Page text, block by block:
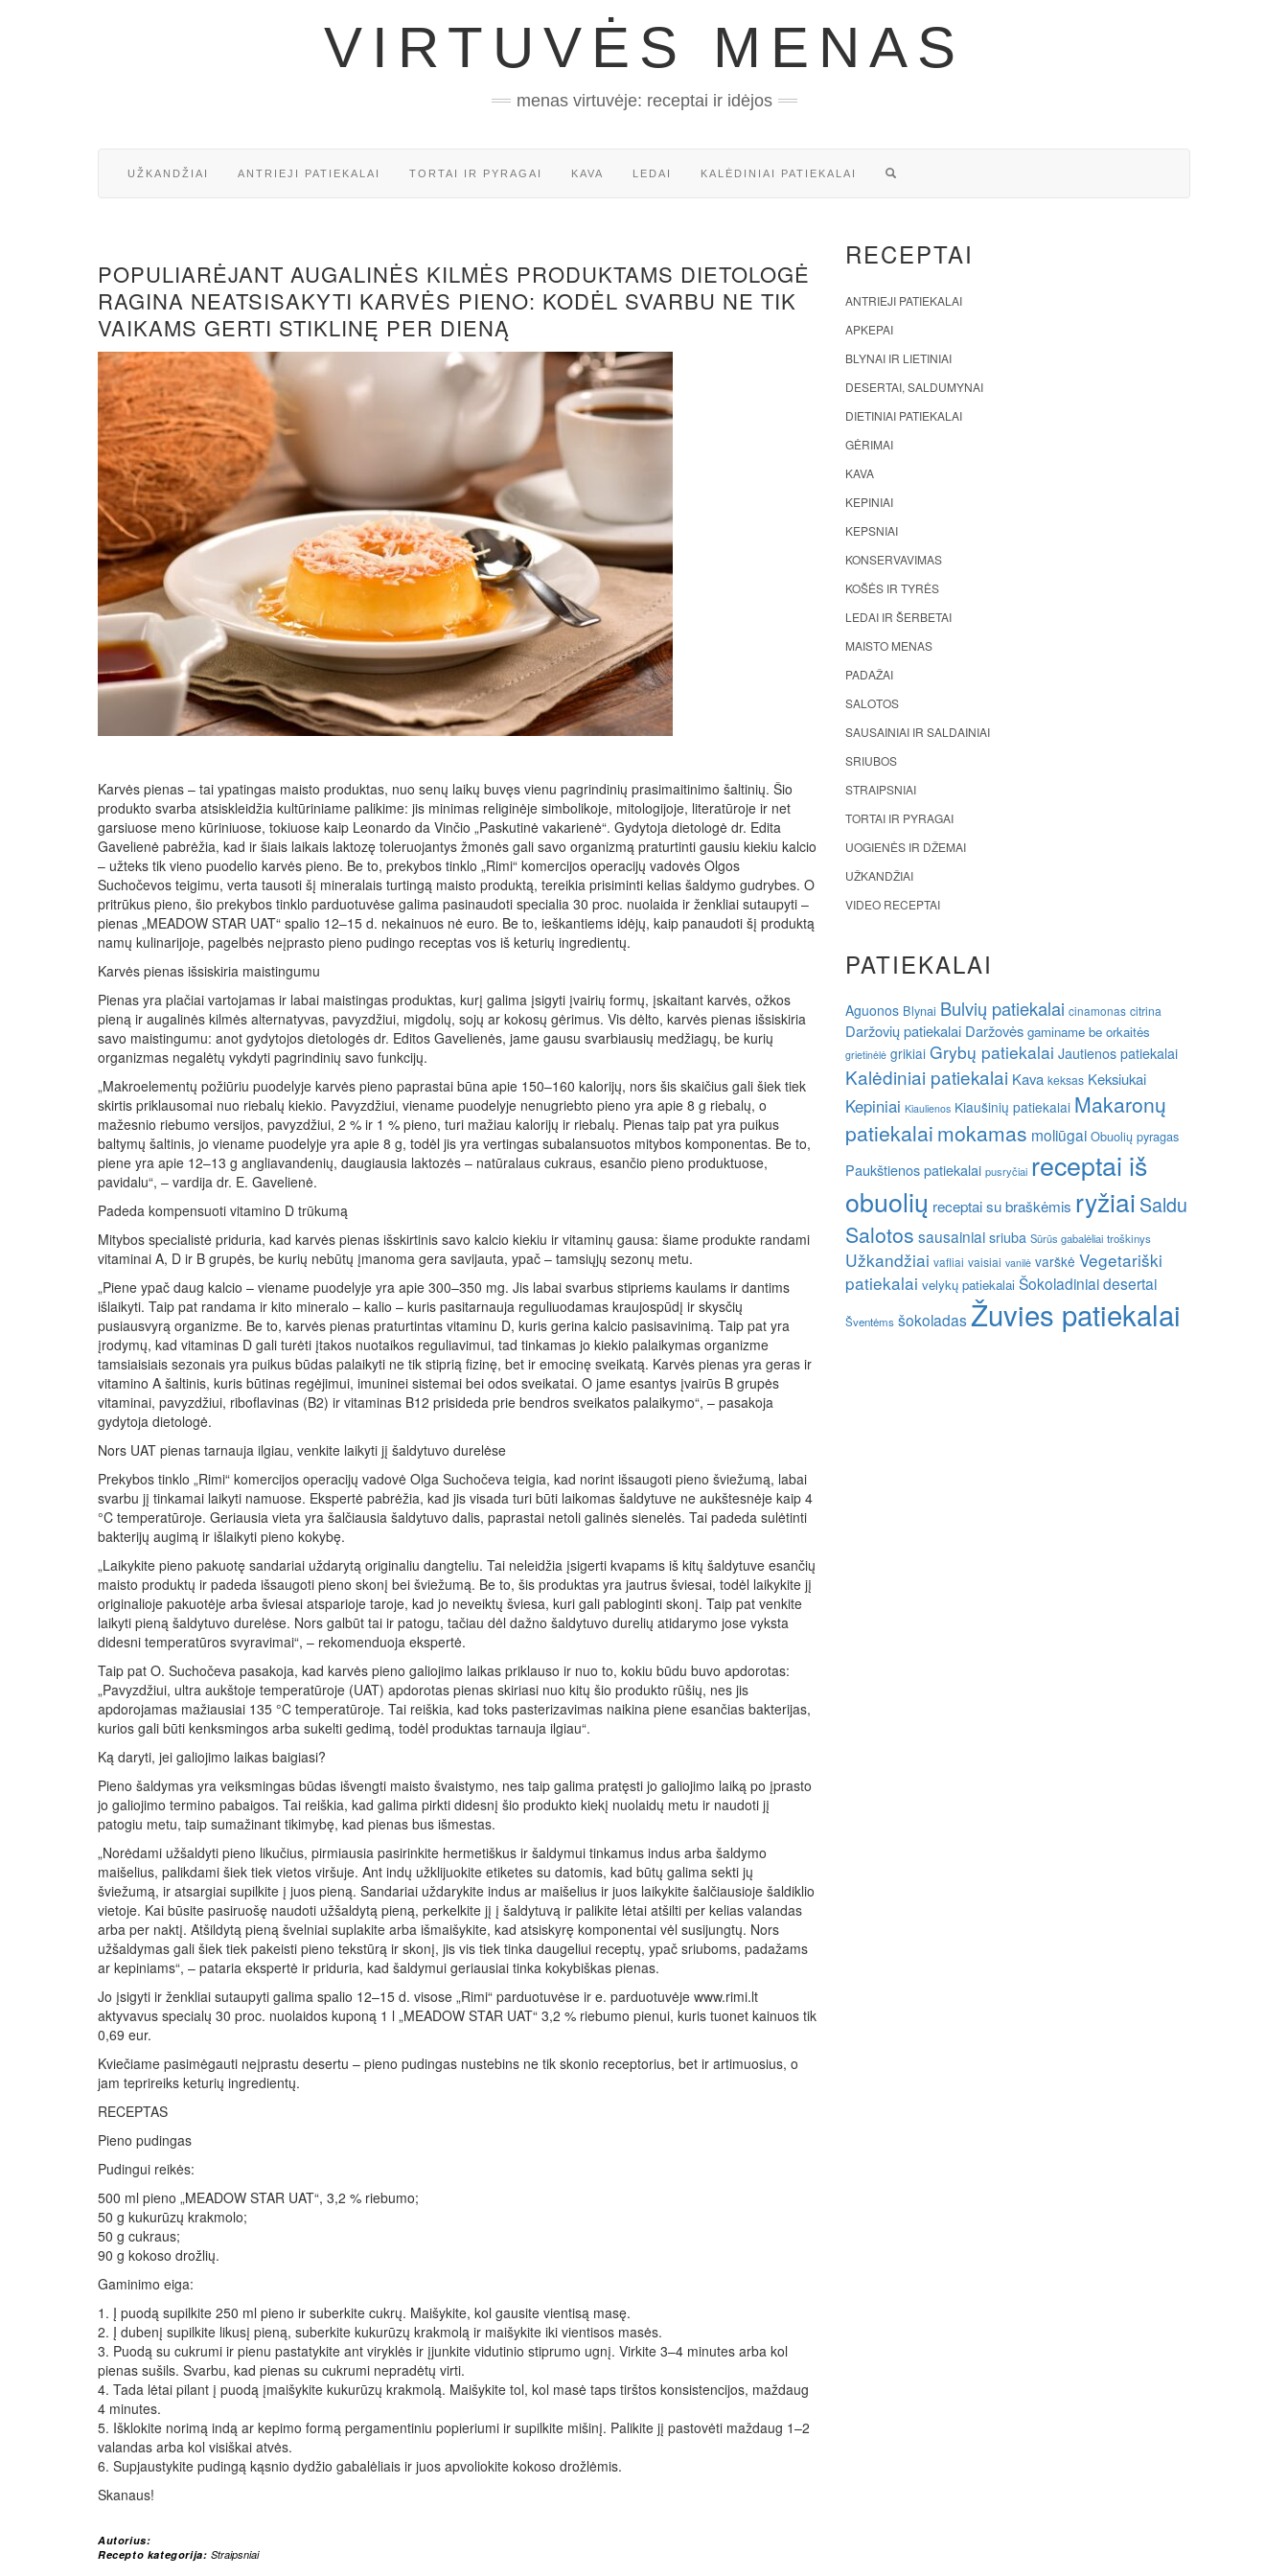
VIRTUVĖS MENAS
menas virtuvėje: receptai ir idėjos
UŽKANDŽIAI ANTRIEJI PATIEKALAI TORTAI IR PYRAGAI KAVA LEDAI KALĖDINIAI PATIEKALAI
POPULIARĖJANT AUGALINĖS KILMĖS PRODUKTAMS DIETOLOGĖ
RAGINA NEATSISAKYTI KARVĖS PIENO: KODĖL SVARBU NE TIK
VAIKAMS GERTI STIKLINĘ PER DIENĄ
Karvės pienas – tai ypatingas maisto produktas, nuo senų laikų buvęs vienu pagrindinių prasimaitinimo šaltinių. Šio
produkto svarba atsiskleidžia kultūriniame palikime: jis minimas religinėje simbolikoje, mitologijoje, literatūroje ir net
garsiuose meno kūriniuose, tokiuose kaip Leonardo da Vinčio „Paskutinė vakarienė“. Gydytoja dietologė dr. Edita
Gavelienė pabrėžia, kad ir šiais laikais laktozę toleruojantys žmonės gali savo organizmą praturtinti gausiu kiekiu kalcio
– užteks tik vieno puodelio karvės pieno. Be to, prekybos tinklo „Rimi“ komercijos operacijų vadovės Olgos
Suchočevos teigimu, verta tausoti šį mineralais turtingą maisto produktą, tereikia prisiminti kelias šaldymo gudrybes. O
pritrūkus pieno, šio prekybos tinklo parduotuvėse galima pasinaudoti specialia 30 proc. nuolaida ir ženkliai sutaupyti –
pienas „MEADOW STAR UAT“ spalio 12–15 d. nekainuos nė euro. Be to, ieškantiems idėjų, kaip panaudoti šį produktą
namų kulinarijoje, pagelbės neįprasto pieno pudingo receptas vos iš keturių ingredientų.
Karvės pienas išsiskiria maistingumu
Pienas yra plačiai vartojamas ir labai maistingas produktas, kurį galima įsigyti įvairių formų, įskaitant karvės, ožkos
pieną ir augalinės kilmės alternatyvas, pavyzdžiui, migdolų, sojų ar kokosų gėrimus. Vis dėlto, karvės pienas išsiskiria
savo maistingumu: anot gydytojos dietologės dr. Editos Gavelienės, jame gausu svarbiausių medžiagų, be kurių
organizmas negalėtų vykdyti pagrindinių savo funkcijų.
„Makroelementų požiūriu puodelyje karvės pieno paprastai būna apie 150–160 kalorijų, nors šis skaičius gali šiek tiek
skirtis priklausomai nuo riebalų kiekio. Pavyzdžiui, viename puodelyje nenugriebto pieno yra apie 8 g riebalų, o
mažesnio riebumo versijos, pavyzdžiui, 2 % ir 1 % pieno, turi mažiau kalorijų ir riebalų. Pienas taip pat yra puikus
baltymų šaltinis, jo viename puodelyje yra apie 8 g, todėl jis yra vertingas subalansuotos mitybos komponentas. Be to,
piene yra apie 12–13 g angliavandenių, daugiausia laktozės – natūralaus cukraus, esančio pieno produktuose,
pavidalu“, – vardija dr. E. Gavelienė.
Padeda kompensuoti vitamino D trūkumą
Mitybos specialistė priduria, kad karvės pienas išskirtinis savo kalcio kiekiu ir vitaminų gausa: šiame produkte randami
vitaminai A, D ir B grupės, be kurių nebūtų įmanoma gera savijauta, ypač – tamsiųjų sezonų metu.
„Piene ypač daug kalcio – viename puodelyje yra apie 300–350 mg. Jis labai svarbus stipriems kaulams ir dantims
išlaikyti. Taip pat randama ir kito mineralo – kalio – kuris pasitarnauja reguliuodamas kraujospūdį ir skysčių
pusiausvyrą organizme. Be to, karvės pienas praturtintas vitaminu D, kuris gerina kalcio pasisavinimą. Taip pat yra
įrodymų, kad vitaminas D gali turėti įtakos nuotaikos reguliavimui, tad tinkamas jo kiekio palaikymas organizme
tamsiaisiais sezonais yra puikus būdas palaikyti ne tik stiprią fizinę, bet ir emocinę sveikatą. Karvės pienas yra geras ir
vitamino A šaltinis, kuris būtinas regėjimui, imuninei sistemai bei odos sveikatai. O jame esantys įvairūs B grupės
vitaminai, pavyzdžiui, riboflavinas (B2) ir vitaminas B12 prisideda prie bendros sveikatos palaikymo“, – pasakoja
gydytoja dietologė.
Nors UAT pienas tarnauja ilgiau, venkite laikyti jį šaldytuvo durelėse
Prekybos tinklo „Rimi“ komercijos operacijų vadovė Olga Suchočeva teigia, kad norint išsaugoti pieno šviežumą, labai
svarbu jį tinkamai laikyti namuose. Ekspertė pabrėžia, kad jis visada turi būti laikomas šaldytuve ne aukštesnėje kaip 4
°C temperatūroje. Geriausia vieta yra šalčiausia šaldytuvo dalis, paprastai netoli galinės sienelės. Tai padeda sulėtinti
bakterijų augimą ir išlaikyti pieno kokybę.
„Laikykite pieno pakuotę sandariai uždarytą originaliu dangteliu. Tai neleidžia įsigerti kvapams iš kitų šaldytuve esančių
maisto produktų ir padeda išsaugoti pieno skonį bei šviežumą. Be to, šis produktas yra jautrus šviesai, todėl laikykite jį
originalioje pakuotėje arba šviesai atsparioje taroje, kad jo neveiktų šviesa, kuri gali pabloginti skonį. Taip pat venkite
laikyti pieną šaldytuvo durelėse. Nors galbūt tai ir patogu, tačiau dėl dažno šaldytuvo durelių atidarymo jose vyksta
didesni temperatūros svyravimai“, – rekomenduoja ekspertė.
Taip pat O. Suchočeva pasakoja, kad karvės pieno galiojimo laikas priklauso ir nuo to, kokiu būdu buvo apdorotas:
„Pavyzdžiui, ultra aukštoje temperatūroje (UAT) apdorotas pienas skiriasi nuo kitų šio produkto rūšių, nes jis
apdorojamas mažiausiai 135 °C temperatūroje. Tai reiškia, kad toks pasterizavimas naikina piene esančias bakterijas,
kurios gali būti kenksmingos arba sukelti gedimą, todėl produktas tarnauja ilgiau“.
Ką daryti, jei galiojimo laikas baigiasi?
Pieno šaldymas yra veiksmingas būdas išvengti maisto švaistymo, nes taip galima pratęsti jo galiojimo laiką po įprasto
jo galiojimo termino pabaigos. Tai reiškia, kad galima pirkti didesnį šio produkto kiekį nuolaidų metu ir naudoti jį
patogiu metu, taip sumažinant tikimybę, kad pienas bus išmestas.
„Norėdami užšaldyti pieno likučius, pirmiausia pasirinkite hermetiškus ir šaldymui tinkamus indus arba šaldymo
maišelius, palikdami šiek tiek vietos viršuje. Ant indų užklijuokite etiketes su datomis, kad būtų galima sekti jų
šviežumą, ir atsargiai supilkite į juos pieną. Sandariai uždarykite indus ar maišelius ir juos laikykite šalčiausioje šaldiklio
vietoje. Kai būsite pasiruošę naudoti užšaldytą pieną, perkelkite jį į šaldytuvą ir palikite lėtai atšilti per kelias valandas
arba per naktį. Atšildytą pieną švelniai suplakite arba išmaišykite, kad atsiskyrę komponentai vėl susijungtų. Nors
užšaldymas gali šiek tiek pakeisti pieno tekstūrą ir skonį, jis vis tiek tinka daugeliui receptų, ypač sriuboms, padažams
ar kepiniams“, – pataria ekspertė ir priduria, kad šaldymui geriausiai tinka kokybiškas pienas.
Jo įsigyti ir ženkliai sutaupyti galima spalio 12–15 d. visose „Rimi“ parduotuvėse ir e. parduotuvėje www.rimi.lt
aktyvavus specialų 30 proc. nuolaidos kuponą 1 l „MEADOW STAR UAT“ 3,2 % riebumo pienui, kuris tuonet kainuos tik
0,69 eur.
Kviečiame pasimėgauti neįprastu desertu – pieno pudingas nustebins ne tik skonio receptorius, bet ir artimuosius, o
jam teprireiks keturių ingredientų.
RECEPTAS
Pieno pudingas
Pudingui reikės:
500 ml pieno „MEADOW STAR UAT“, 3,2 % riebumo;
50 g kukurūzų krakmolo;
50 g cukraus;
90 g kokoso drožlių.
Gaminimo eiga:
1. Į puodą supilkite 250 ml pieno ir suberkite cukrų. Maišykite, kol gausite vientisą masę.
2. Į dubenį supilkite likusį pieną, suberkite kukurūzų krakmolą ir maišykite iki vientisos masės.
3. Puodą su cukrumi ir pienu pastatykite ant viryklės ir įjunkite vidutinio stiprumo ugnį. Virkite 3–4 minutes arba kol
pienas sušils. Svarbu, kad pienas su cukrumi nepradėtų virti.
4. Tada lėtai pilant į puodą įmaišykite kukurūzų krakmolą. Maišykite tol, kol masė taps tirštos konsistencijos, maždaug
4 minutes.
5. Išklokite norimą indą ar kepimo formą pergamentiniu popieriumi ir supilkite mišinį. Palikite jį pastovėti maždaug 1–2
valandas arba kol visiškai atvės.
6. Supjaustykite pudingą kąsnio dydžio gabalėliais ir juos apvoliokite kokoso drožlėmis.
Skanaus!
Autorius:
Recepto kategorija: Straipsniai
RECEPTAI
ANTRIEJI PATIEKALAI
APKEPAI
BLYNAI IR LIETINIAI
DESERTAI, SALDUMYNAI
DIETINIAI PATIEKALAI
GĖRIMAI
KAVA
KEPINIAI
KEPSNIAI
KONSERVAVIMAS
KOŠĖS IR TYRĖS
LEDAI IR ŠERBETAI
MAISTO MENAS
PADAŽAI
SALOTOS
SAUSAINIAI IR SALDAINIAI
SRIUBOS
STRAIPSNIAI
TORTAI IR PYRAGAI
UOGIENĖS IR DŽEMAI
UŽKANDŽIAI
VIDEO RECEPTAI
PATIEKALAI
Aguonos Blynai Bulvių patiekalai cinamonas citrina
Daržovių patiekalai Daržovės gaminame be orkaitės
grietinėlė grikiai Grybų patiekalai Jautienos patiekalai
Kalėdiniai patiekalai Kava keksas Keksiukai
Kepiniai Kiaulienos Kiaušinių patiekalai Makaronų
patiekalai mokamas moliūgai Obuolių pyragas
Paukštienos patiekalai pusryčiai receptai iš
obuolių receptai su braškėmis ryžiai Saldu
Salotos sausainiai sriuba Sūrūs gabalėliai troškinys
Užkandžiai vafliai vaisiai vanilė varškė Vegetariški
patiekalai velykų patiekalai Šokoladiniai desertai
Šventėms šokoladasŽuvies patiekalai